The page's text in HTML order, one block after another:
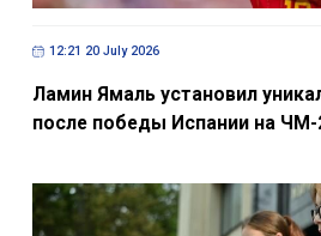
12:21 20 July 2026
Ламин Ямаль установил
после победы Испании на ЧМ-